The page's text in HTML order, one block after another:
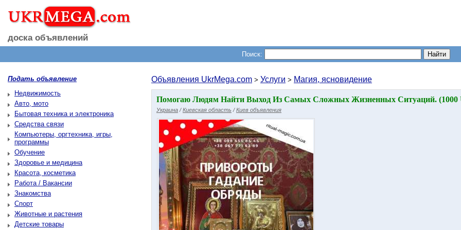
доска объявлений
Поиск:
Подать объявление
Недвижимость
Авто, мото
Бытовая техника и электроника
Средства связи
Компьютеры, оргтехника, игры,
программы
Обучение
Здоровье и медицина
Красота, косметика
Работа / Вакансии
Знакомства
Спорт
Животные и растения
Детские товары
Объявления UkrMega.com > Услуги > Магия, ясновидение
Помогаю Людям Найти Выход Из Самых Сложных Жизненных Ситуаций. (1000
Украина /Киевская область /Киев объявления